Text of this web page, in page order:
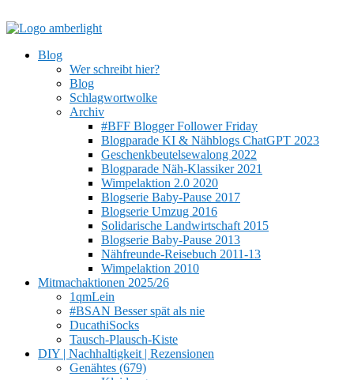
Blog
Wer schreibt hier?
Blog
Schlagwortwolke
Archiv
#BFF Blogger Follower Friday
Blogparade KI & Nähblogs ChatGPT 2023
Geschenkbeutelsewalong 2022
Blogparade Näh-Klassiker 2021
Wimpelaktion 2.0 2020
Blogserie Baby-Pause 2017
Blogserie Umzug 2016
Solidarische Landwirtschaft 2015
Blogserie Baby-Pause 2013
Nähfreunde-Reisebuch 2011-13
Wimpelaktion 2010
Mitmachaktionen 2025/26
1qmLein
#BSAN Besser spät als nie
DucathiSocks
Tausch-Plausch-Kiste
DIY | Nachhaltigkeit | Rezensionen
Genähtes (679)